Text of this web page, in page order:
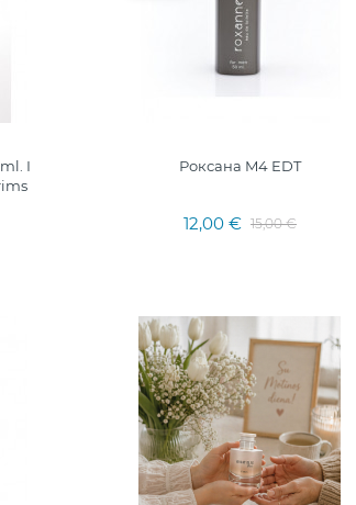
I
Роксана M4 EDT
12,00 € 15,00 €